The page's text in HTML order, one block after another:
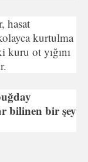
hasat
kurtulma
kuru ot yığını
bilinen bir şey